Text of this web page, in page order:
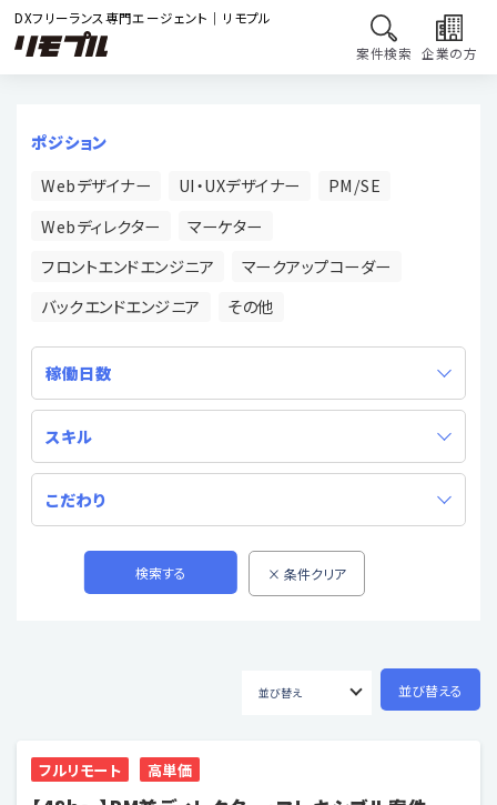
DXフリーランス専門エージェント｜リモプル
案件検索 企業の方
ポジション
Webデザイナー
UI・UXデザイナー
PM/SE
Webディレクター
マーケター
フロントエンドエンジニア
マークアップコーダー
バックエンドエンジニア
その他
稼働日数
スキル
こだわり
フルリモート 高単価